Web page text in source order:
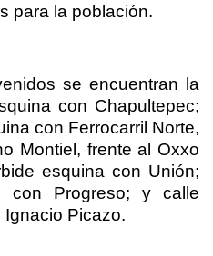
para la población.
se encuentran la
con Chapultepec;
con Ferrocarril Norte,
Montiel, frente al Oxxo
esquina con Unión;
con Progreso; y calle
Picazo.